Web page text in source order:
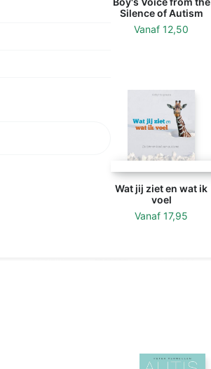
Silence of Autism
Vanaf 12,50
Wat jij ziet en wat ik
voel
Vanaf 17,95